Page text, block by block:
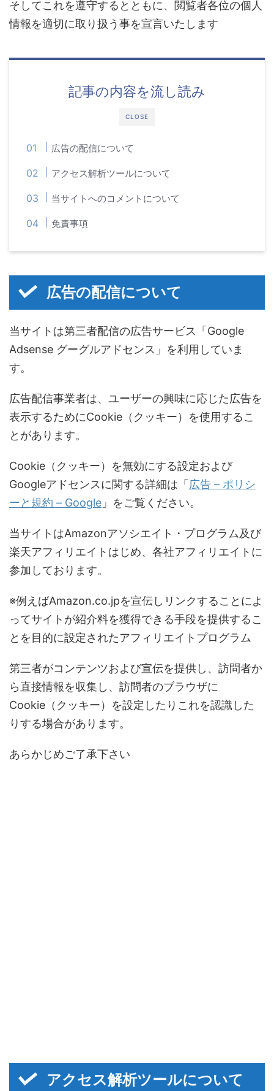
そしてこれを遵守するとともに、閲覧者各位の個人
情報を適切に取り扱う事を宣言いたします
CLOSE
記事の内容を流し読み
広告の配信について
アクセス解析ツールについて
当サイトへのコメントについて
免責事項
広告の配信について
当サイトは第三者配信の広告サービス「Google
Adsense グーグルアドセンス」を利用していま
す。
広告配信事業者は、ユーザーの興味に応じた広告を
表示するためにCookie（クッキー）を使用するこ
とがあります。
Cookie（クッキー）を無効にする設定および
Googleアドセンスに関する詳細は「広告 – ポリシ
ーと規約 – Google 」をご覧ください。
当サイトはAmazonアソシエイト・プログラム及び
楽天アフィリエイトはじめ、各社アフィリエイトに
参加しております。
※例えばAmazon.co.jpを宣伝しリンクすることによ
ってサイトが紹介料を獲得できる手段を提供するこ
とを目的に設定されたアフィリエイトプログラム
第三者がコンテンツおよび宣伝を提供し、訪問者か
ら直接情報を収集し、訪問者のブラウザに
Cookie（クッキー）を設定したりこれを認識した
りする場合があります。
あらかじめご了承下さい
アクセス解析ツールについて